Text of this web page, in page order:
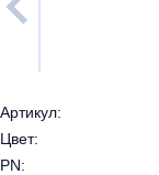
Артикул:
Цвет:
PN: